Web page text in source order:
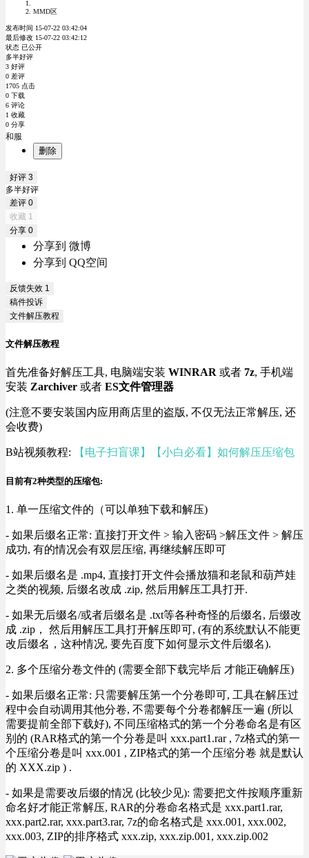
MMD区
发布时间 15-07-22 03:42:04
最后修改 15-07-22 03:42:12
状态 已公开
多半好评
3 好评
0 差评
1705 点击
0 下载
6 评论
1 收藏
0 分享
和服
删除
好评 3
多半好评
差评 0
收藏 1
分享 0
分享到 微博
分享到 QQ空间
反馈失效 1
稿件投诉
文件解压教程
文件解压教程
首先准备好解压工具, 电脑端安装 WINRAR 或者 7z, 手机端
安装 Zarchiver 或者 ES文件管理器
(注意不要安装国内应用商店里的盗版, 不仅无法正常解压, 还
会收费)
B站视频教程: 【电子扫盲课】【小白必看】如何解压压缩包
目前有2种类型的压缩包:
1. 单一压缩文件的（可以单独下载和解压)
- 如果后缀名正常: 直接打开文件 > 输入密码 >解压文件 > 解压
成功, 有的情况会有双层压缩, 再继续解压即可
- 如果后缀名是 .mp4, 直接打开文件会播放猫和老鼠和葫芦娃
之类的视频, 后缀名改成 .zip, 然后用解压工具打开.
- 如果无后缀名/或者后缀名是 .txt等各种奇怪的后缀名, 后缀改
成 .zip， 然后用解压工具打开解压即可, (有的系统默认不能更
改后缀名，这种情况, 要先百度下如何显示文件后缀名).
2. 多个压缩分卷文件的 (需要全部下载完毕后 才能正确解压)
- 如果后缀名正常: 只需要解压第一个分卷即可, 工具在解压过
程中会自动调用其他分卷, 不需要每个分卷都解压一遍 (所以
需要提前全部下载好), 不同压缩格式的第一个分卷命名是有区
别的 (RAR格式的第一个分卷是叫 xxx.part1.rar , 7z格式的第一
个压缩分卷是叫 xxx.001 , ZIP格式的第一个压缩分卷 就是默认
的 XXX.zip ) .
- 如果是需要改后缀的情况 (比较少见): 需要把文件按顺序重新
命名好才能正常解压, RAR的分卷命名格式是 xxx.part1.rar,
xxx.part2.rar, xxx.part3.rar, 7z的命名格式是 xxx.001, xxx.002,
xxx.003, ZIP的排序格式 xxx.zip, xxx.zip.001, xxx.zip.002